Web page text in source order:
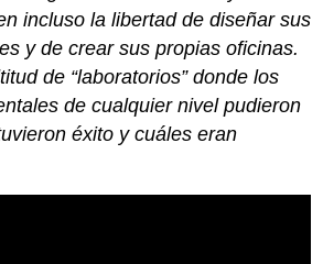
incluso la libertad de diseñar sus
y de crear sus propias oficinas.
de “laboratorios” donde los
de cualquier nivel pudieron
éxito y cuáles eran